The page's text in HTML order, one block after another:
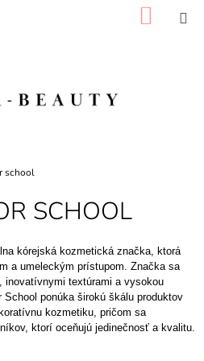
KOŠÍK
school
SCHOOL
kórejská kozmetická značka, ktorá
a umeleckým prístupom. Značka sa
inovatívnymi textúrami a vysokou
School ponúka širokú škálu produktov
kozmetiku, pričom sa
ktorí oceňujú jedinečnosť a kvalitu.